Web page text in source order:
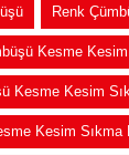
Renk
Kesme Kesim
Kesme Kesim
Kesim Sıkma